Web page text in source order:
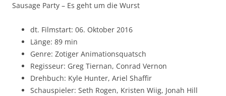
Sausage Party – Es geht um die Wurst
dt. Filmstart: 06. Oktober 2016
Länge: 89 min
Genre: Zotiger Animationsquatsch
Regisseur: Greg Tiernan, Conrad Vernon
Drehbuch: Kyle Hunter, Ariel Shaffir
Schauspieler: Seth Rogen, Kristen Wiig, Jonah Hill